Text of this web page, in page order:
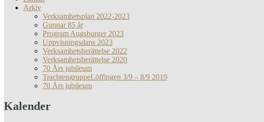
Arkiv
Verksamhetsplan 2022-2023
Gunnar 85 år
Program Augsburger 2023
Uppvisningsdans 2023
Verksamhetsberättelse 2022
Verksamhetsberättelse 2020
70 Års jubileum
TrachtengruppeLöffingen 3/9 – 8/9 2019
70 Års jubileum
Kalender